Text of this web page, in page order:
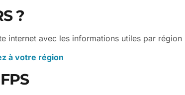
?
internet avec les informations utiles par
à votre région